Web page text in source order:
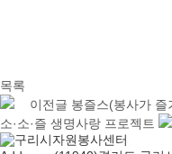
목록
이전글 봉즐스(봉사가
소·소·즐 생명사랑 프로젝트